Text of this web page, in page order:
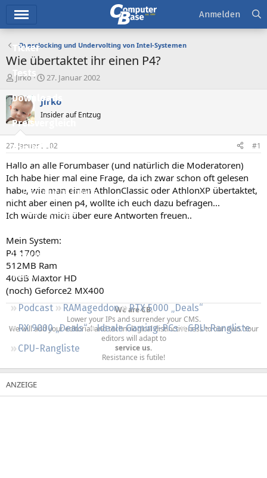
Ticker
Tests
Downloads
Preisvergleich
Forum
Aktuelles
Empfohlene Inhalte
Neue Beiträge
Leserartikel
Regeln
Podcast RAMageddon
RTX 5000 „Deals“
RX 9000 „Deals“
Ideale Gaming-PCs
GPU-Rangliste
CPU-Rangliste
Anmelden
Overclocking und Undervolting von Intel-Systemen
Wie übertaktet ihr einen P4?
E
s
t
e
e
r
Jirko
E
s
e
t
a
m
27. Januar 2002
Jirko
Insider auf Entzug
27. Januar 2002 #1
Hallo an alle Forumbaser (und natürlich die Moderatoren)
Ich habe hier mal eine Frage, da ich zwar schon oft gelesen
habe, wie man einen AthlonClassic oder AthlonXP übertaktet,
nicht aber einen p4, wollte ich euch dazu befragen...
Ich würde mich über eure Antworten freuen..
Mein System:
P4 1700
512MB Ram
40GB Maxtor HD
(noch) Geforce2 MX400
We are CB.
Lower your IPs and surrender your CMS.
We will add your editorial and technological distinctiveness to our own. Your
editors will adapt to
service us.
Resistance is futile!​